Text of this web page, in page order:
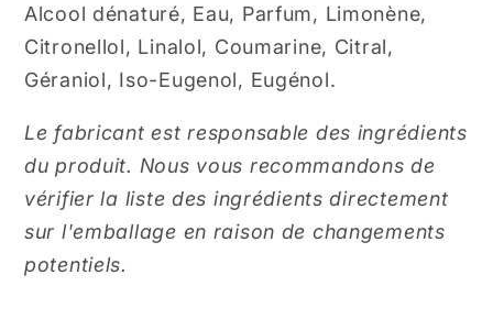
Alcool dénaturé, Eau, Parfum, Limonène,
Citronellol, Linalol, Coumarine, Citral,
Géraniol, Iso-Eugenol, Eugénol.
Le fabricant est responsable des ingrédients
du produit. Nous vous recommandons de
vérifier la liste des ingrédients directement
sur l'emballage en raison de changements
potentiels.